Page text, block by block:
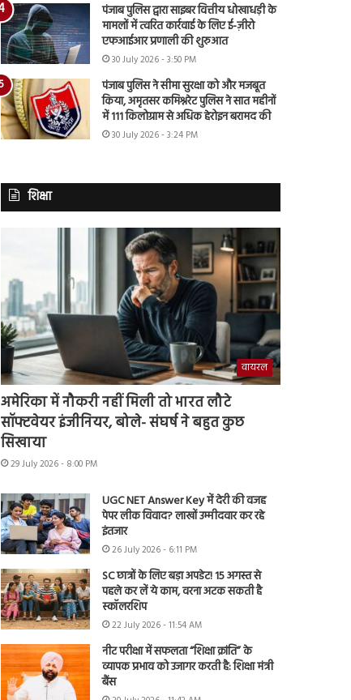
पंजाब पुलिस द्वारा साइबर वित्तीय धोखाधड़ी के
मामलों में त्वरित कार्रवाई के लिए ई-ज़ीरो
एफआईआर प्रणाली की शुरुआत
30 July 2026 - 3:50 PM
पंजाब पुलिस ने सीमा सुरक्षा को और मजबूत
किया, अमृतसर कमिश्नरेट पुलिस ने सात महीनों
में 111 किलोग्राम से अधिक हेरोइन बरामद की
30 July 2026 - 3:24 PM
शिक्षा
वायरल
अमेरिका में नौकरी नहीं मिली तो भारत लौटे
सॉफ्टवेयर इंजीनियर, बोले- संघर्ष ने बहुत कुछ
सिखाया
29 July 2026 - 8:00 PM
UGC NET Answer Key में देरी की वजह
पेपर लीक विवाद? लाखों उम्मीदवार कर रहे
इंतजार
26 July 2026 - 6:11 PM
SC छात्रों के लिए बड़ा अपडेट! 15 अगस्त से
पहले कर लें ये काम, वरना अटक सकती है
स्कॉलरशिप
22 July 2026 - 11:54 AM
नीट परीक्षा में सफलता “शिक्षा क्रांति” के
व्यापक प्रभाव को उजागर करती है: शिक्षा मंत्री
बैंस